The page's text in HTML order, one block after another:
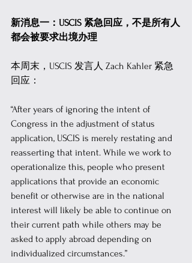
新消息一：USCIS 紧急回应，不是所有人
都会被要求出境办理
本周末，USCIS 发言人 Zach Kahler 紧急
回应：
“After years of ignoring the intent of
Congress in the adjustment of status
application, USCIS is merely restating and
reasserting that intent. While we work to
operationalize this, people who present
applications that provide an economic
benefit or otherwise are in the national
interest will likely be able to continue on
their current path while others may be
asked to apply abroad depending on
individualized circumstances.”